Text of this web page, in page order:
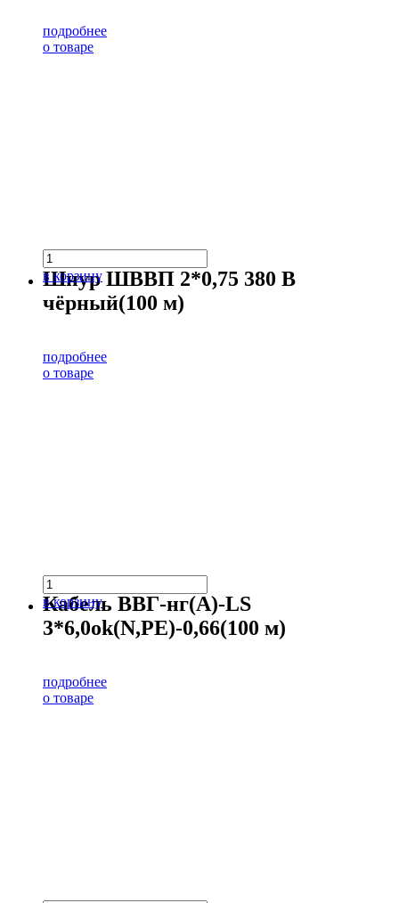
подробнее
о товаре
в корзину
Шнур ШВВП 2*0,75 380 В
чёрный(100 м)
подробнее
о товаре
в корзину
Кабель ВВГ-нг(А)-LS
3*6,0ok(N,PE)-0,66(100 м)
подробнее
о товаре